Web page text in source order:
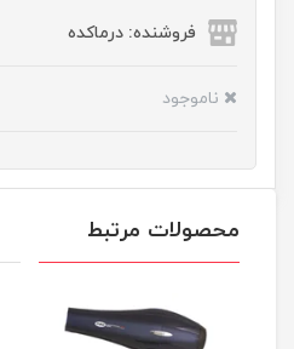
فروشنده: درماکده
ناموجود
محصولات مرتبط